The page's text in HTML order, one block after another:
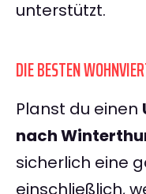
unterstützt.
DIE BESTEN
Planst du einen
nach
sicherlich eine